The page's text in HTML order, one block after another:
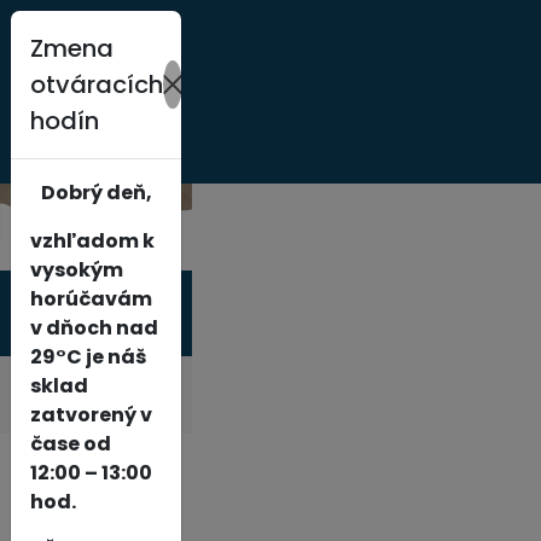
0
Produkty
Zobraziť
Zmena
otváracích
hodín
Dobrý deň,
vzhľadom k
vysokým
horúčavám
v dňoch nad
29°C je náš
sklad
zatvorený v
čase od
12:00 – 13:00
hod.